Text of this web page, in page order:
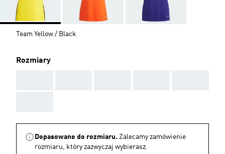
Team Yellow / Black
Rozmiary
Dopasowane do rozmiaru. Zalecamy zamówienie
rozmiaru, który zazwyczaj wybierasz.